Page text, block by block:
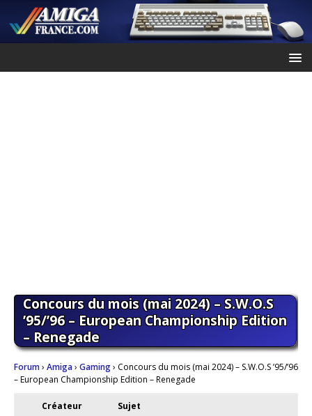
Concours du mois (mai 2024) – S.W.O.S
’95/’96 – European Championship Edition
– Renegade
Forum› Amiga› Gaming› Concours du mois (mai 2024) – S.W.O.S ’95/’96
– European Championship Edition – Renegade
Créateur Sujet